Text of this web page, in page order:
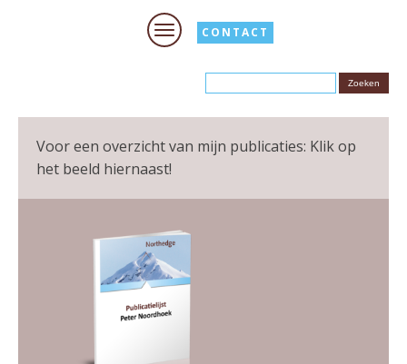
CONTACT
Voor een overzicht van mijn publicaties: Klik op
het beeld hiernaast!